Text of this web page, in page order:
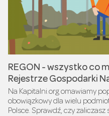
REGON - wszystko co
Rejestrze Gospodarki
Na Kapitalni.org omawiamy
obowiązkowy dla wielu
Polsce. Sprawdź, czy